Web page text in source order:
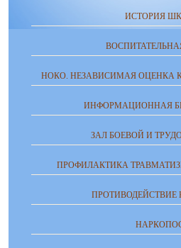
ИСТОРИЯ
НОКО. НЕЗАВИСИМАЯ ОЦЕНКА
ИНФОРМАЦИОННАЯ
ЗАЛ БОЕВОЙ И
ПРОФИЛАКТИКА
ПРОТИВОДЕЙСТВИЕ